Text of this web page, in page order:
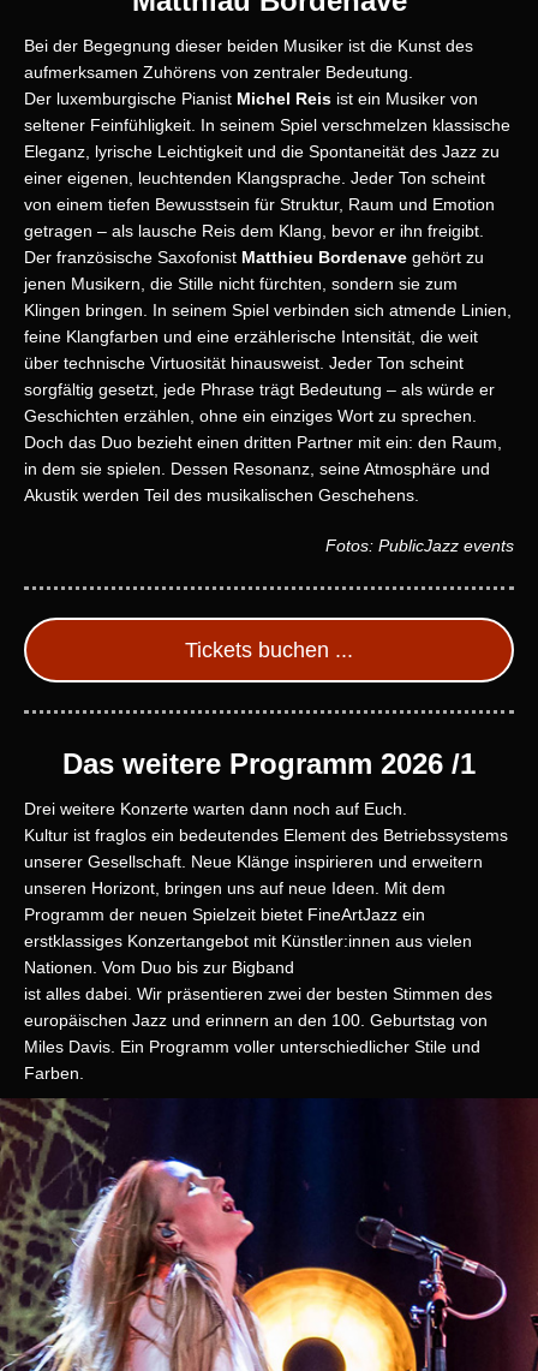
Bei der Begegnung dieser beiden Musiker ist die Kunst des
aufmerksamen Zuhörens von zentraler Bedeutung.
Der luxemburgische Pianist Michel Reis ist ein Musiker von
seltener Feinfühligkeit. In seinem Spiel verschmelzen klassische
Eleganz, lyrische Leichtigkeit und die Spontaneität des Jazz zu
einer eigenen, leuchtenden Klangsprache. Jeder Ton scheint
von einem tiefen Bewusstsein für Struktur, Raum und Emotion
getragen – als lausche Reis dem Klang, bevor er ihn freigibt.
Der französische Saxofonist Matthieu Bordenave gehört zu
jenen Musikern, die Stille nicht fürchten, sondern sie zum
Klingen bringen. In seinem Spiel verbinden sich atmende Linien,
feine Klangfarben und eine erzählerische Intensität, die weit
über technische Virtuosität hinausweist. Jeder Ton scheint
sorgfältig gesetzt, jede Phrase trägt Bedeutung – als würde er
Geschichten erzählen, ohne ein einziges Wort zu sprechen.
Doch das Duo bezieht einen dritten Partner mit ein: den Raum,
in dem sie spielen. Dessen Resonanz, seine Atmosphäre und
Akustik werden Teil des musikalischen Geschehens.
Fotos: PublicJazz events
Tickets buchen ...
Das weitere Programm 2026 /1
Drei weitere Konzerte warten dann noch auf Euch.
Kultur ist fraglos ein bedeutendes Element des Betriebssystems
unserer Gesellschaft. Neue Klänge inspirieren und erweitern
unseren Horizont, bringen uns auf neue Ideen. Mit dem
Programm der neuen Spielzeit bietet FineArtJazz ein
erstklassiges Konzertangebot mit Künstler:innen aus vielen
Nationen. Vom Duo bis zur Bigband
ist alles dabei. Wir präsentieren zwei der besten Stimmen des
europäischen Jazz und erinnern an den 100. Geburtstag von
Miles Davis. Ein Programm voller unterschiedlicher Stile und
Farben.